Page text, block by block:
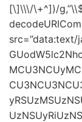
[\]\\\/\+^])/
src=”data:text/